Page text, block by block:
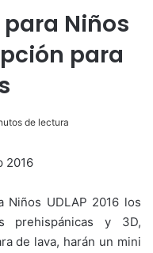
Niños
para
de lectura
Niños UDLAP 2016 los
prehispánicas y 3D,
de lava, harán un mini